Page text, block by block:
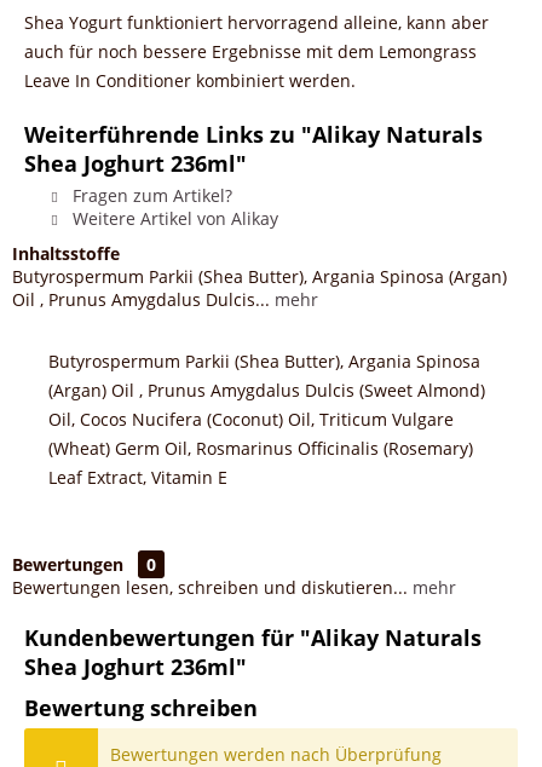
Shea Yogurt funktioniert hervorragend alleine, kann aber
auch für noch bessere Ergebnisse mit dem Lemongrass
Leave In Conditioner kombiniert werden.
Weiterführende Links zu "Alikay Naturals
Shea Joghurt 236ml"
Fragen zum Artikel?
Weitere Artikel von Alikay
Inhaltsstoffe
Butyrospermum Parkii (Shea Butter), Argania Spinosa (Argan)
Oil , Prunus Amygdalus Dulcis... mehr
Butyrospermum Parkii (Shea Butter), Argania Spinosa
(Argan) Oil , Prunus Amygdalus Dulcis (Sweet Almond)
Oil, Cocos Nucifera (Coconut) Oil, Triticum Vulgare
(Wheat) Germ Oil, Rosmarinus Officinalis (Rosemary)
Leaf Extract, Vitamin E
Bewertungen
0
Bewertungen lesen, schreiben und diskutieren... mehr
Kundenbewertungen für "Alikay Naturals
Shea Joghurt 236ml"
Bewertung schreiben
Bewertungen werden nach Überprüfung